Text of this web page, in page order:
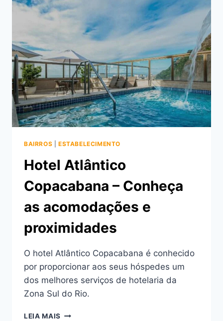
EM
COPACABANA
BAIRROS ESTABELECIMENTO
Hotel Atlântico
Copacabana – Conheça
as acomodações e
proximidades
O hotel Atlântico Copacabana é conhecido
por proporcionar aos seus hóspedes um
dos melhores serviços de hotelaria da
Zona Sul do Rio.
LEIA MAIS HOTEL